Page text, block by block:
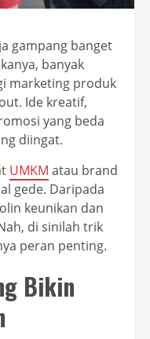
gampang banget
banyak
marketing produk
Ide kreatif,
yang beda
diingat.
UMKM atau brand
gede. Daripada
keunikan dan
di sinilah trik
peran penting.
Bikin